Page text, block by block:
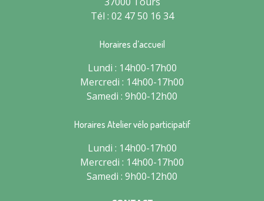
Tél : 02 47 50 16 34
Horaires d’accueil
Lundi : 14h00-17h00
Mercredi : 14h00-17h00
Samedi : 9h00-12h00
Horaires Atelier vélo participatif
Lundi : 14h00-17h00
Mercredi : 14h00-17h00
Samedi : 9h00-12h00